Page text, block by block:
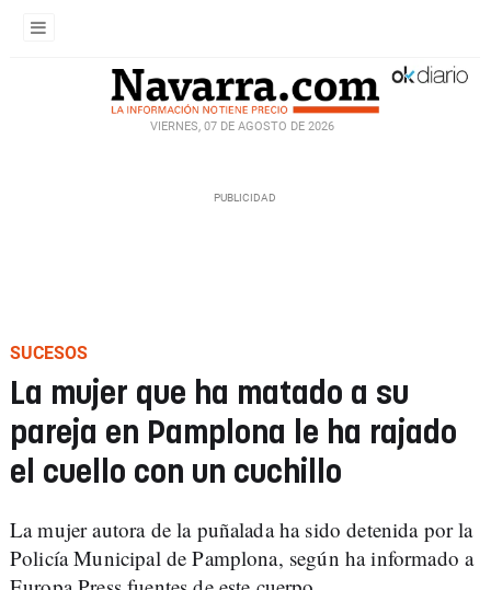
VIERNES, 07 DE AGOSTO DE 2026
SUCESOS
La mujer que ha matado a su
pareja en Pamplona le ha rajado
el cuello con un cuchillo
La mujer autora de la puñalada ha sido detenida por la
Policía Municipal de Pamplona, según ha informado a